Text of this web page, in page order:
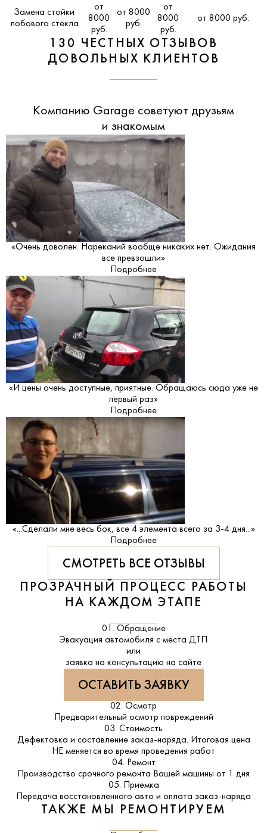
Замена стойки
лобового стекла
от
8000
руб.
от 8000
руб.
от
8000
руб.
от 8000 руб.
130 ЧЕСТНЫХ ОТЗЫВОВ
ДОВОЛЬНЫХ КЛИЕНТОВ
Компанию Garage советуют друзьям
и знакомым
«Очень доволен. Нареканий вообще никаких нет. Ожидания
все превзошли»
Подробнее
«И цены очень доступные, приятные. Обращаюсь сюда уже не
первый раз»
Подробнее
«...Сделали мне весь бок, все 4 элемента всего за 3-4 дня...»
Подробнее
СМОТРЕТЬ ВСЕ ОТЗЫВЫ
ПРОЗРАЧНЫЙ ПРОЦЕСС РАБОТЫ
НА КАЖДОМ ЭТАПЕ
01. Обращение
Эвакуация автомобиля с места ДТП
или
заявка на консультацию на сайте
ОСТАВИТЬ ЗАЯВКУ
02. Осмотр
Предварительный осмотр повреждений
03. Стоимость
Дефектовка и составление заказ-наряда. Итоговая цена
НЕ меняется во время проведения работ
04. Ремонт
Производство срочного ремонта Вашей машины от 1 дня
05. Приемка
Передача восстановленного авто и оплата заказ-наряда
ТАКЖЕ МЫ РЕМОНТИРУЕМ